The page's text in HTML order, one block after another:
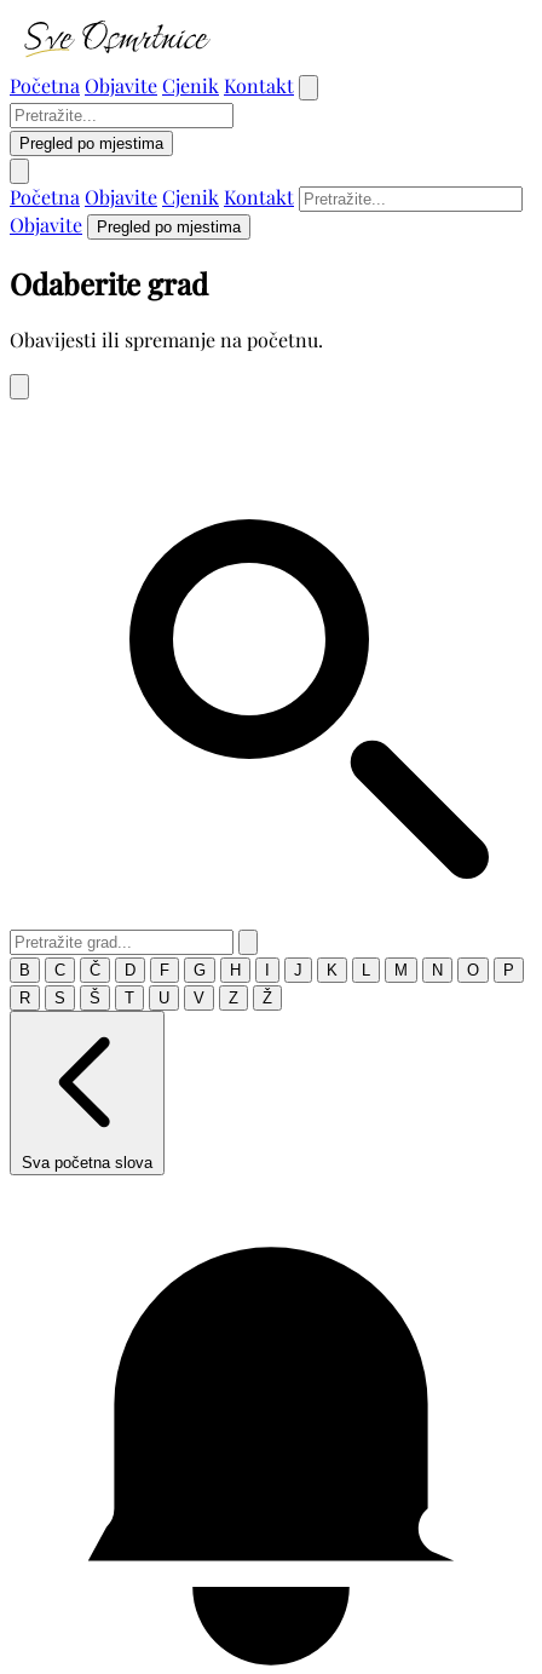
Početna ObjaviteCjenik Kontakt
Pregled po mjestima
Početna ObjaviteCjenik Kontakt
Objavite
Pregled po mjestima
Odaberite grad
Obavijesti ili spremanje na početnu.
B C Č D F G H J K M N O
P
R
S Š T U V Z Ž
Sva početna slova